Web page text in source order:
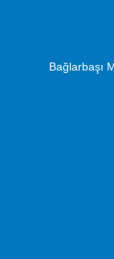
Bağlarbaşı